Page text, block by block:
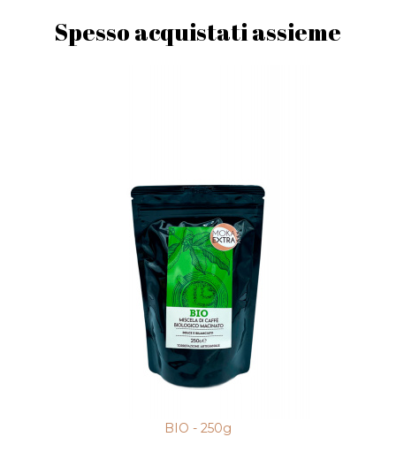
Spesso acquistati assieme
BIO - 250g